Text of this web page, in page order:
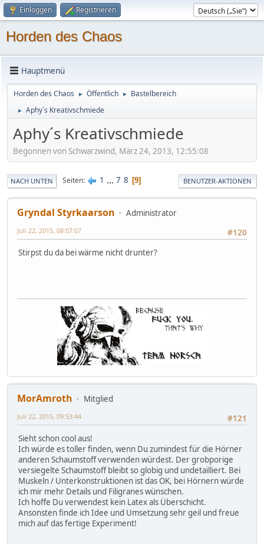
Einloggen Registrieren
Horden des Chaos
Hauptmenü
Horden des Chaos ► Öffentlich ► Bastelbereich
► Aphy´s Kreativschmiede
Aphy´s Kreativschmiede
Begonnen von Schwarzwind, März 24, 2013, 12:55:08
NACH UNTEN Seiten 1 ... 7 8 9 BENUTZER-AKTIONEN
Gryndal Styrkaarson
Administrator
#120
Juli 22, 2015, 08:07:07
Stirpst du da bei wärme nicht drunter?
MorAmroth
Mitglied
#121
Juli 22, 2015, 09:53:44
Sieht schon cool aus!
Ich würde es toller finden, wenn Du zumindest für die Hörner
anderen Schaumstoff verwenden würdest. Der grobporige
versiegelte Schaumstoff bleibt so globig und undetailliert. Bei
Muskeln / Unterkonstruktionen ist das OK, bei Hörnern würde
ich mir mehr Details und Filigranes wünschen.
Ich hoffe Du verwendest kein Latex als Überschicht.
Ansonsten finde ich Idee und Umsetzung sehr geil und freue
mich auf das fertige Experiment!